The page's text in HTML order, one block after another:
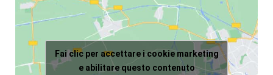
Fai clic per accettare i cookie marketing
e abilitare questo contenuto